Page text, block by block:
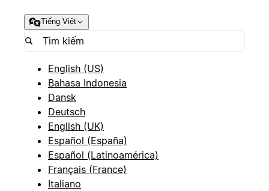
Tiếng Việt
English (US)
Bahasa Indonesia
Dansk
Deutsch
English (UK)
Español (España)
Español (Latinoamérica)
Français (France)
Italiano